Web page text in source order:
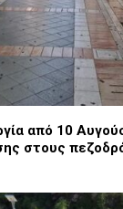
από 10
στους